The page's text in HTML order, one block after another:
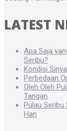
LATEST
Apa Saja
Seribu?
Kondisi
Perbedaan
Oleh Oleh
Tangan
Pulau
Hari